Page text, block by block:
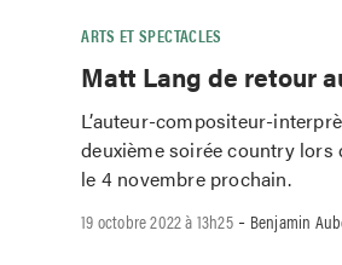
ARTS ET SPECTACLES
Matt Lang de retour
L’auteur-compositeur-
deuxième soirée country lors
le 4 novembre prochain.
19 octobre 2022 à 13h25- Benjamin